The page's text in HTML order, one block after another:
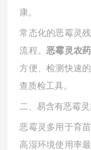
康。
常态化的恶霉灵
流程。恶霉灵农
方便、检测快速
查质检工具。
二、易含有恶霉
恶霉灵多用于育
高湿环境使用率